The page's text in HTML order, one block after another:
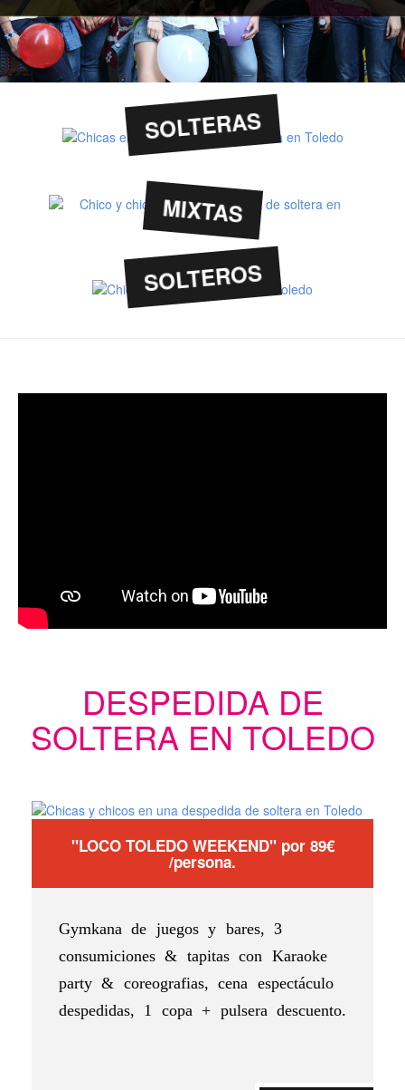
SOLTERAS
MIXTAS
SOLTEROS
DESPEDIDA DE
SOLTERA EN TOLEDO
"LOCO TOLEDO WEEKEND" por 89€
/persona.
Gymkana de juegos y bares, 3
consumiciones & tapitas con Karaoke
party & coreografias, cena espectáculo
despedidas, 1 copa + pulsera descuento.